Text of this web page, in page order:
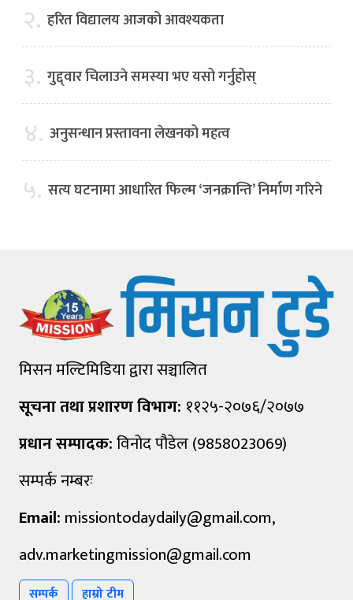
२. हरित विद्यालय आजको आवश्यकता
३. गुद्द्वार चिलाउने समस्या भए यसो गर्नुहोस्
४. अनुसन्धान प्रस्तावना लेखनको महत्व
५. सत्य घटनामा आधारित फिल्म ‘जनक्रान्ति’ निर्माण गरिने
मिसन मल्टिमिडिया द्वारा सञ्चालित
सूचना तथा प्रशारण विभाग: ११२५-२०७६/२०७७
प्रधान सम्पादक:विनोद पौडेल (9858023069)
सम्पर्क नम्बरः
Email: missiontodaydaily@gmail.com,
adv.marketingmission@gmail.com
सम्पर्क हाम्रो टीम